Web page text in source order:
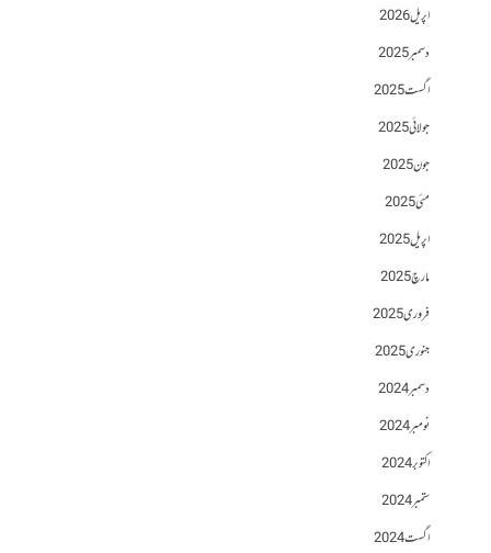
اپریل 2026
دسمبر 2025
اگست 2025
جولائی 2025
جون 2025
مئی 2025
اپریل 2025
مارچ 2025
فروری 2025
جنوری 2025
دسمبر 2024
نومبر 2024
اکتوبر 2024
ستمبر 2024
اگست 2024